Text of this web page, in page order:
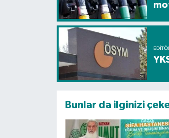
Bunlar da ilginizi